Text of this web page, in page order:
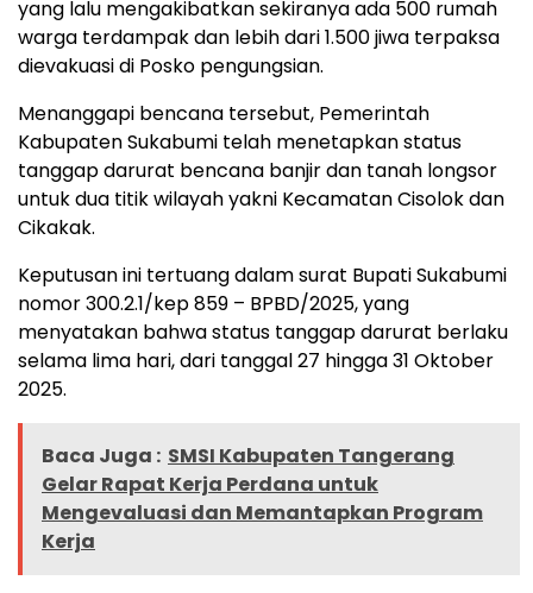
yang lalu mengakibatkan sekiranya ada 500 rumah
warga terdampak dan lebih dari 1.500 jiwa terpaksa
dievakuasi di Posko pengungsian.
Menanggapi bencana tersebut, Pemerintah
Kabupaten Sukabumi telah menetapkan status
tanggap darurat bencana banjir dan tanah longsor
untuk dua titik wilayah yakni Kecamatan Cisolok dan
Cikakak.
Keputusan ini tertuang dalam surat Bupati Sukabumi
nomor 300.2.1/kep 859 – BPBD/2025, yang
menyatakan bahwa status tanggap darurat berlaku
selama lima hari, dari tanggal 27 hingga 31 Oktober
2025.
Baca Juga : SMSI Kabupaten Tangerang
Gelar Rapat Kerja Perdana untuk
Mengevaluasi dan Memantapkan Program
Kerja